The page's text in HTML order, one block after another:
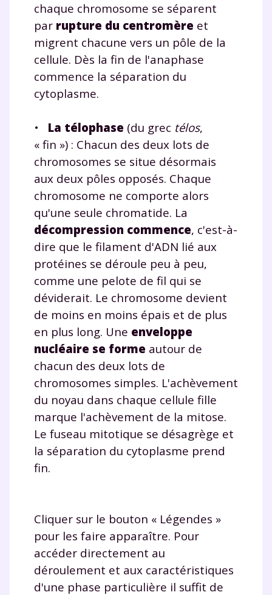
chaque chromosome se séparent
par rupture du centromère et
migrent chacune vers un pôle de la
cellule. Dès la fin de l'anaphase
commence la séparation du
cytoplasme.
• La télophase (du grec télos,
« fin ») : Chacun des deux lots de
chromosomes se situe désormais
aux deux pôles opposés. Chaque
chromosome ne comporte alors
qu'une seule chromatide. La
décompression commence, c'est-à-
dire que le filament d'ADN lié aux
protéines se déroule peu à peu,
comme une pelote de fil qui se
déviderait. Le chromosome devient
de moins en moins épais et de plus
en plus long. Une enveloppe
nucléaire se forme autour de
chacun des deux lots de
chromosomes simples. L'achèvement
du noyau dans chaque cellule fille
marque l'achèvement de la mitose.
Le fuseau mitotique se désagrège et
la séparation du cytoplasme prend
fin.
Cliquer sur le bouton « Légendes »
pour les faire apparaître. Pour
accéder directement au
déroulement et aux caractéristiques
d'une phase particulière il suffit de